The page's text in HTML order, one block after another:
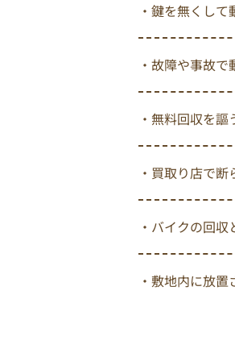
・鍵を無くし
・故障や事故
・無料回収を
・買取り店で
・バイクの回
・敷地内に放